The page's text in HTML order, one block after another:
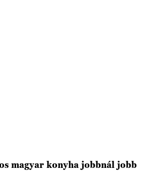
magyar konyha jobbnál jobb